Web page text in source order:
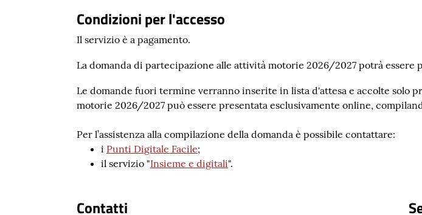
Condizioni per l'accesso
Il servizio è a pagamento.
La domanda di partecipazione alle attività motorie 2026/2027 potrà essere
Le domande fuori termine verranno inserite in lista d'attesa e accolte solo
motorie 2026/2027 può essere presentata esclusivamente online,
Per l’assistenza alla compilazione della domanda è possibile contattare:
i Punti Digitale Facile;
il servizio "Insieme e digitali".
Contatti